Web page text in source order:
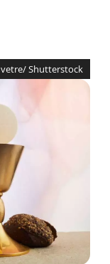
vetre/ Shutterstock